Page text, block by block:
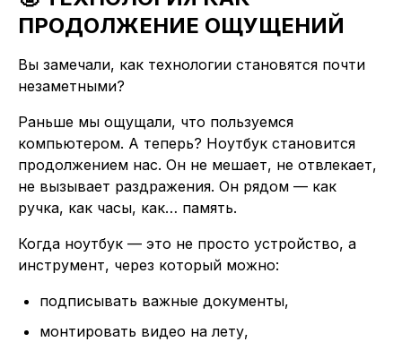
ПРОДОЛЖЕНИЕ ОЩУЩЕНИЙ
Вы замечали, как технологии становятся почти
незаметными?
Раньше мы ощущали, что пользуемся
компьютером. А теперь? Ноутбук становится
продолжением нас. Он не мешает, не отвлекает,
не вызывает раздражения. Он рядом — как
ручка, как часы, как… память.
Когда ноутбук — это не просто устройство, а
инструмент, через который можно:
подписывать важные документы,
монтировать видео на лету,